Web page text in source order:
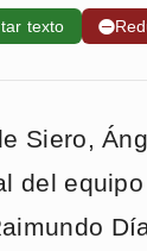
texto ➖
Siero,
del